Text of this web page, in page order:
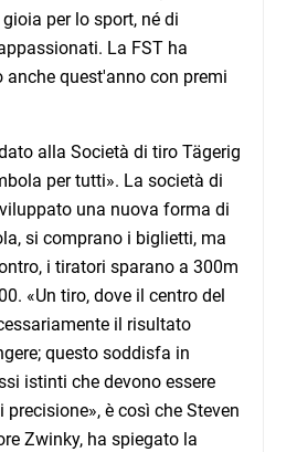
per lo sport, né di
La FST ha
anche quest'anno con premi
alla Società di tiro Tägerig
per tutti». La società di
una nuova forma di
si comprano i biglietti, ma
i tiratori sparano a 300m
«Un tiro, dove il centro del
il risultato
questo soddisfa in
istinti che devono essere
è così che Steven
Zwinky, ha spiegato la